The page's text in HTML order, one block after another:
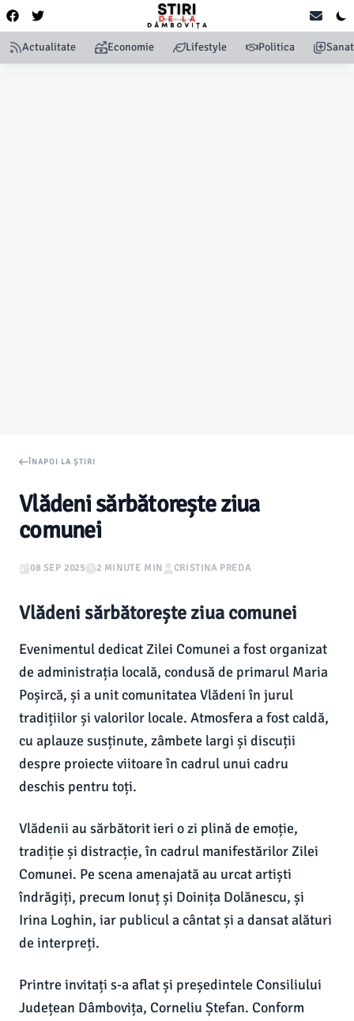
Actualitate Economie Lifestyle Politica
ÎNAPOI LA ȘTIRI
Vlădeni sărbătorește ziua
comunei
08 SEP 2025 2 MINUTE MIN CRISTINA PREDA
Vlădeni sărbătorește ziua comunei
Evenimentul dedicat Zilei Comunei a fost organizat
de administrația locală, condusă de primarul Maria
Poșircă, și a unit comunitatea Vlădeni în jurul
tradițiilor și valorilor locale. Atmosfera a fost caldă,
cu aplauze susținute, zâmbete largi și discuții
despre proiecte viitoare în cadrul unui cadru
deschis pentru toți.
Vlădenii au sărbătorit ieri o zi plină de emoție,
tradiție și distracție, în cadrul manifestărilor Zilei
Comunei. Pe scena amenajată au urcat artiști
îndrăgiți, precum Ionuț și Doinița Dolănescu, și
Irina Loghin, iar publicul a cântat și a dansat alături
de interpreți.
Printre invitați s-a aflat și președintele Consiliului
Județean Dâmbovița, Corneliu Ștefan. Conform